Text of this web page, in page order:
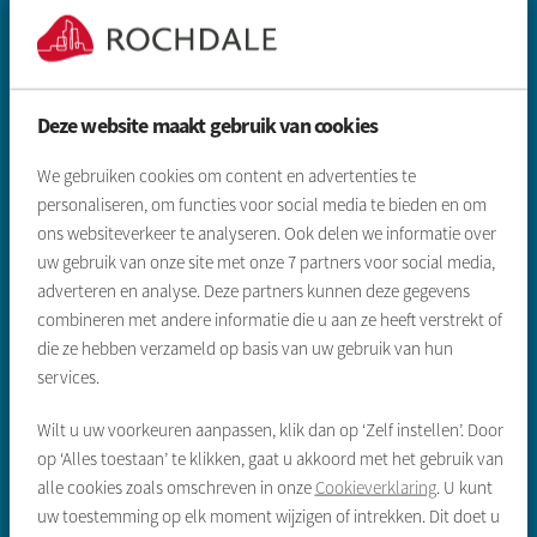
Deze website maakt gebruik van cookies
We gebruiken cookies om content en advertenties te
personaliseren, om functies voor social media te bieden en om
ons websiteverkeer te analyseren. Ook delen we informatie over
uw gebruik van onze site met onze7 partners voor social media,
adverteren en analyse. Deze partners kunnen deze gegevens
combineren met andere informatie die u aan ze heeft verstrekt of
die ze hebben verzameld op basis van uw gebruik van hun
services.
Wilt u uw voorkeuren aanpassen, klik dan op ‘Zelf instellen’. Door
op ‘Alles toestaan’ te klikken, gaat u akkoord met het gebruik van
alle cookies zoals omschreven in onze Cookieverklaring. U kunt
uw toestemming op elk moment wijzigen of intrekken. Dit doet u
Zoeken & aanbod
Sociale huurwoning
Vrije sector huurwoning
Koopwoningen
Gegevens inleveren sociale huur
Direct regelen
Reparatie melden
Huur opzeggen